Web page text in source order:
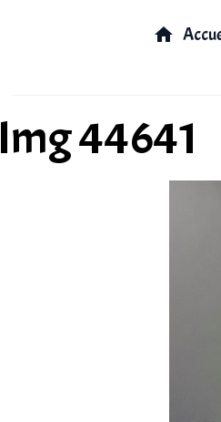
Img 44641